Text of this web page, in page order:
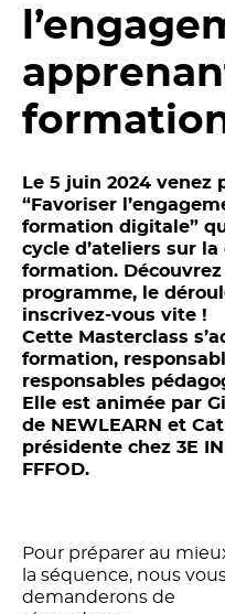
Le 5 juin 2024 venez
“Favoriser
formation digitale”
cycle d’ateliers sur
formation.
programme, le
inscrivez-vous vite !
Cette Masterclass
formation,
responsables
Elle est animée par
de NEWLEARN et
présidente chez 3E
FFFOD.
Pour préparer au
la séquence, nous
demanderons de